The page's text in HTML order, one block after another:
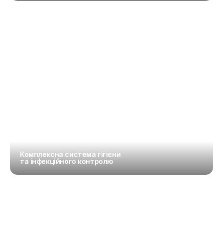
Комплексна система гігієни
та інфекційного контролю